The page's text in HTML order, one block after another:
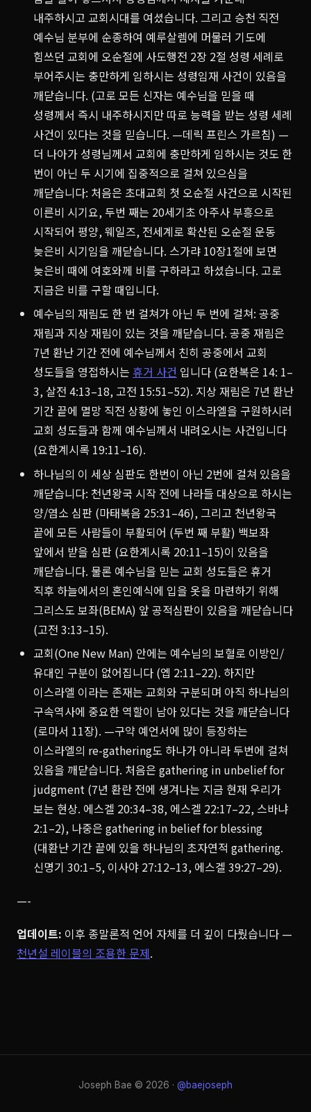
내주하시고 교회시대를 여셨습니다. 그리고 승천 직전
예수님 분부에 순종하여 예루살렘에 머물러 기도에
힘쓰던 교회에 오순절에 사도행전 2장 2절 성령 세례로
부어주시는 충만하게 임하시는 성령임재 사건이 있음을
깨닫습니다. (고로 모든 신자는 예수님을 믿을 때
성령께서 즉시 내주하시지만 따로 능력을 받는 성령 세례
사건이 있다는 것을 믿습니다. —데릭 프린스 가르침) —
더 나아가 성령님께서 교회에 충만하게 임하시는 것도 한
번이 아닌 두 시기에 집중적으로 걸쳐 있으심을
깨닫습니다: 처음은 초대교회 첫 오순절 사건으로 시작된
이른비 시기요, 두번 째는 20세기초 아주사 부흥으로
시작되어 평양, 웨일즈, 전세계로 확산된 오순절 운동
늦은비 시기임을 깨닫습니다. 스가랴 10장1절에 보면
늦은비 때에 여호와께 비를 구하라고 하셨습니다. 고로
지금은 비를 구할 때입니다.
예수님의 재림도 한 번 걸쳐가 아닌 두 번에 걸쳐: 공중
재림과 지상 재림이 있는 것을 깨닫습니다. 공중 재림은
7년 환난 기간 전에 예수님께서 친히 공중에서 교회
성도들을 영접하시는 휴거 사건 입니다 (요한복은 14: 1–
3, 살전 4:13–18, 고전 15:51–52). 지상 재림은 7년 환난
기간 끝에 멸망 직전 상황에 놓인 이스라엘을 구원하시러
교회 성도들과 함께 예수님께서 내려오시는 사건입니다
(요한계시록 19:11–16).
하나님의 이 세상 심판도 한번이 아닌 2번에 걸쳐 있음을
깨닫습니다: 천년왕국 시작 전에 나라들 대상으로 하시는
양/염소 심판 (마태복음 25:31–46), 그리고 천년왕국
끝에 모든 사람들이 부활되어 (두번 째 부활) 백보좌
앞에서 받을 심판 (요한계시록 20:11–15)이 있음을
깨닫습니다. 물론 예수님을 믿는 교회 성도들은 휴거
직후 하늘에서의 혼인예식에 입을 옷을 마련하기 위해
그리스도 보좌(BEMA) 앞 공적심판이 있음을 깨닫습니다
(고전 3:13–15).
교회(One New Man) 안에는 예수님의 보혈로 이방인/
유대인 구분이 없어집니다 (엡 2:11–22). 하지만
이스라엘 이라는 존재는 교회와 구분되며 아직 하나님의
구속역사에 중요한 역할이 남아 있다는 것을 깨닫습니다
(로마서 11장). —구약 예언서에 많이 등장하는
이스라엘의 re-gathering도 하나가 아니라 두번에 걸쳐
있음을 깨닫습니다. 처음은 gathering in unbelief for
judgment (7년 환란 전에 생겨나는 지금 현재 우리가
보는 현상. 에스겔 20:34–38, 에스겔 22:17–22, 스바냐
2:1–2), 나중은 gathering in belief for blessing
(대환난 기간 끝에 있을 하나님의 초자연적 gathering.
신명기 30:1–5, 이사야 27:12–13, 에스겔 39:27–29).
—-
업데이트: 이후 종말론적 언어 자체를 더 깊이 다뤘습니다 —
천년설 레이블의 조용한 문제.
Joseph Bae © 2026 · @baejoseph